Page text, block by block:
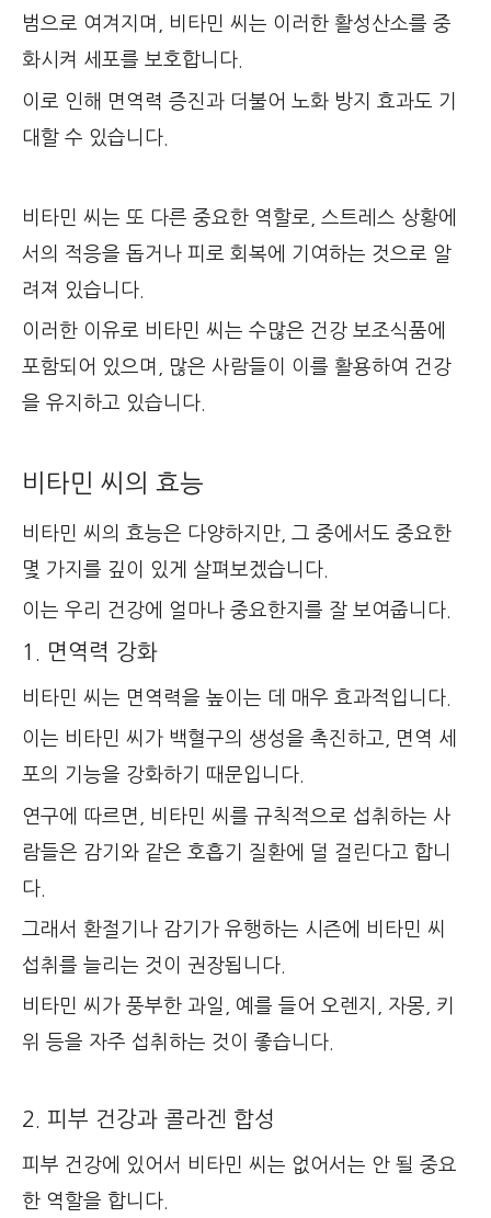
범으로 여겨지며, 비타민 씨는 이러한 활성산소를 중
화시켜 세포를 보호합니다.
이로 인해 면역력 증진과 더불어 노화 방지 효과도 기
대할 수 있습니다.
비타민 씨는 또 다른 중요한 역할로, 스트레스 상황에
서의 적응을 돕거나 피로 회복에 기여하는 것으로 알
려져 있습니다.
이러한 이유로 비타민 씨는 수많은 건강 보조식품에
포함되어 있으며, 많은 사람들이 이를 활용하여 건강
을 유지하고 있습니다.
비타민 씨의 효능
비타민 씨의 효능은 다양하지만, 그 중에서도 중요한
몇 가지를 깊이 있게 살펴보겠습니다.
이는 우리 건강에 얼마나 중요한지를 잘 보여줍니다.
1. 면역력 강화
비타민 씨는 면역력을 높이는 데 매우 효과적입니다.
이는 비타민 씨가 백혈구의 생성을 촉진하고, 면역 세
포의 기능을 강화하기 때문입니다.
연구에 따르면, 비타민 씨를 규칙적으로 섭취하는 사
람들은 감기와 같은 호흡기 질환에 덜 걸린다고 합니
다.
그래서 환절기나 감기가 유행하는 시즌에 비타민 씨
섭취를 늘리는 것이 권장됩니다.
비타민 씨가 풍부한 과일, 예를 들어 오렌지, 자몽, 키
위 등을 자주 섭취하는 것이 좋습니다.
2. 피부 건강과 콜라겐 합성
피부 건강에 있어서 비타민 씨는 없어서는 안 될 중요
한 역할을 합니다.